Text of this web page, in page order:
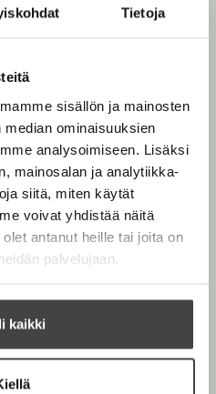
Tietoja
sisällön ja mainosten
ominaisuuksien
analysoimiseen. Lisäksi
mainosalan ja analytiikka-
siitä, miten käytät
voivat yhdistää näitä
antanut heille tai joita on
palvelujaan.
kaikki
Marraskuu 2026